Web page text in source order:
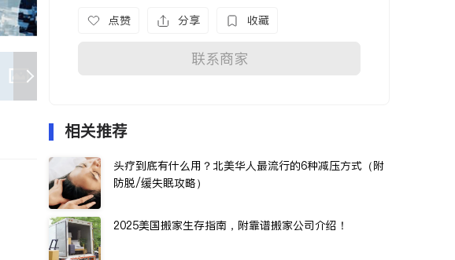
点赞 分享 收藏
联系商家
相关推荐
头疗到底有什么用？北美华人最流行的6种减压方式（附
防脱/缓失眠攻略）
2025美国搬家生存指南，附靠谱搬家公司介绍！